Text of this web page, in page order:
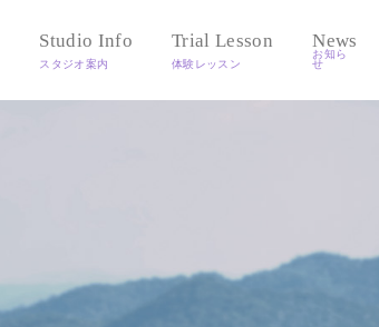
Studio Info Trial Lesson News